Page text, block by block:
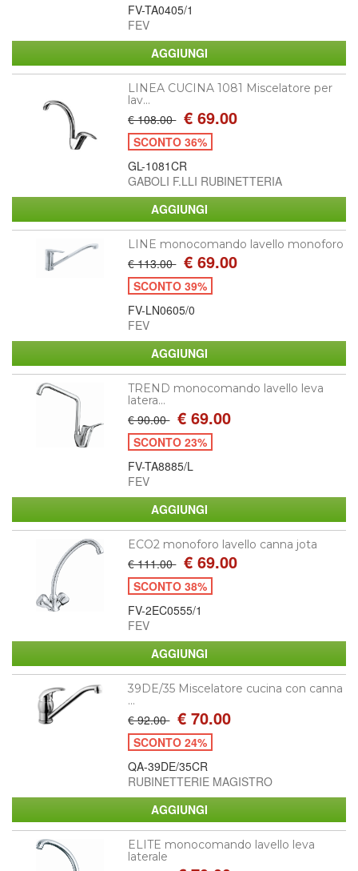
FV-TA0405/1
FEV
LINEA CUCINA 1081 Miscelatore per
lav...
€ 108.00 € 69.00
SCONTO 36%
GL-1081CR
GABOLI F.LLI RUBINETTERIA
LINE monocomando lavello monoforo
€ 113.00 € 69.00
SCONTO 39%
FV-LN0605/0
FEV
TREND monocomando lavello leva
latera...
€ 90.00 € 69.00
SCONTO 23%
FV-TA8885/L
FEV
ECO2 monoforo lavello canna jota
€ 111.00 € 69.00
SCONTO 38%
FV-2EC0555/1
FEV
39DE/35 Miscelatore cucina con canna
...
€ 92.00 € 70.00
SCONTO 24%
QA-39DE/35CR
RUBINETTERIE MAGISTRO
ELITE monocomando lavello leva
laterale